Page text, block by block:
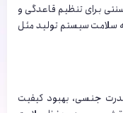
برای تنظیم قاعدگی و
سلامت سیستم تولید مثل
جنسی، بهبود کیفیت